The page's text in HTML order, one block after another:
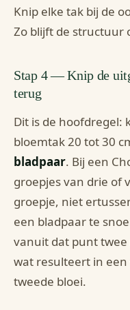
Knip elke tak bij de
Zo blijft de structuur
Stap 4 — Knip de
terug
Dit is de hoofdregel:
bloemtak 20 tot 30
bladpaar. Bij een
groepjes van drie of
groepje, niet
een bladpaar te
vanuit dat punt
wat resulteert in
tweede bloei.